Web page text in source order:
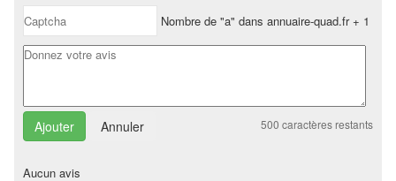
Nombre de "a" dans annuaire-quad.fr + 1
Annuler 500 caractères restants
Aucun avis